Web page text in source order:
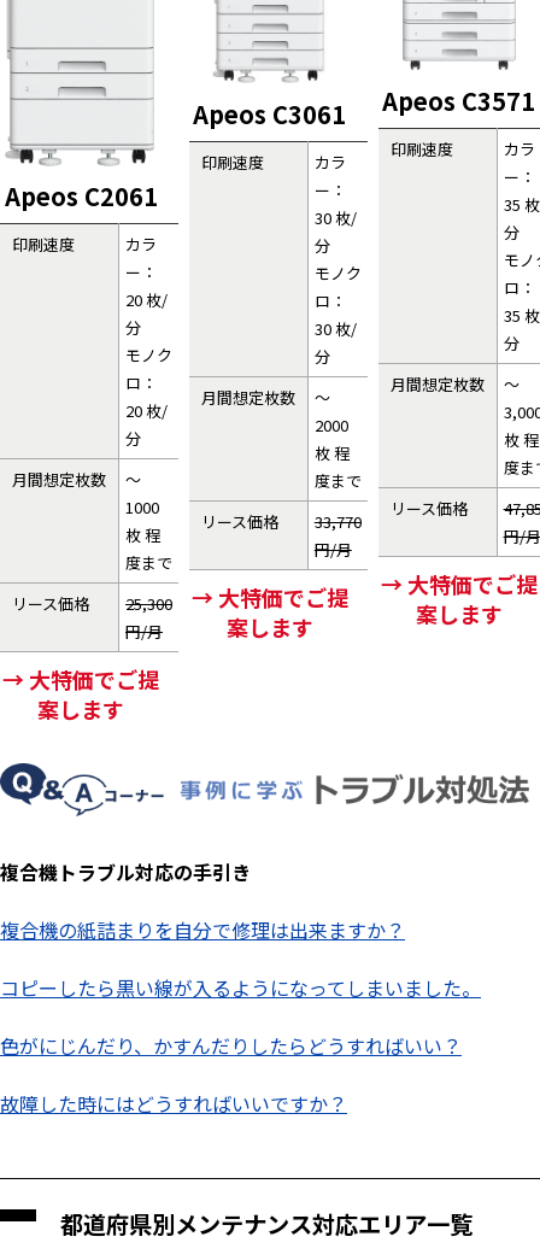
Apeos C2061
印刷速度
カラ
ー：
20 枚/
分
モノク
ロ：
20 枚/
分
月間想定枚数
～
1000
枚 程
度まで
リース価格
25,300
円/月
→ 大特価でご提
案します
Apeos C3061
印刷速度
カラ
ー：
30 枚/
分
モノク
ロ：
30 枚/
分
月間想定枚数
～
2000
枚 程
度まで
リース価格
33,770
円/月
→ 大特価でご提
案します
Apeos C3571
印刷速度
カラ
ー：
35
分
モノ
ロ：
35
分
月間想定枚数
～
枚 程
度ま
リース価格
円/月
→ 大特価でご提
案します
複合機トラブル対応の手引き
複合機の紙詰まりを自分で修理は出来ますか？
コピーしたら黒い線が入るようになってしまいました。
色がにじんだり、かすんだりしたらどうすればいい？
故障した時にはどうすればいいですか？
都道府県別メンテナンス対応エリア一覧